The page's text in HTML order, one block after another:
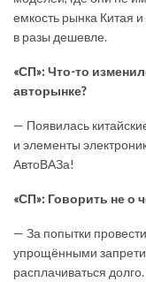
емкость рынка Китая
в разы дешевле.
«СП»: Что-то
авторынке?
— Появилась
и элементы
АвтоВАЗа!
«СП»: Говорить не о
— За попытки
упрощёнными
расплачиваться